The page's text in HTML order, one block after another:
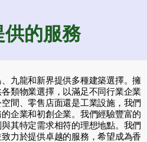
供的服務
九龍和新界提供多種建築選擇。擁
類物業選擇，以滿足不同行業企業
間、零售店面還是工業設施，我們
企業和初創企業。我們經驗豐富的
其特定需求相符的理想地點。我們
力於提供卓越的服務，希望成為香